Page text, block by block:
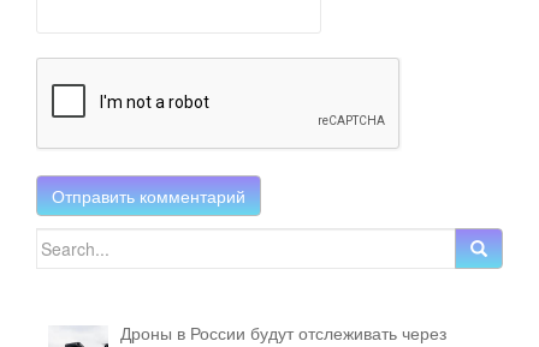
Search for:
Дроны в России будут отслеживать через